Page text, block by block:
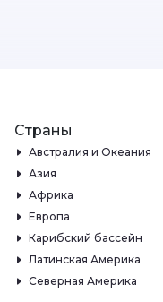
Страны
Австралия и Океания
Азия
Африка
Европа
Карибский бассейн
Латинская Америка
Северная Америка